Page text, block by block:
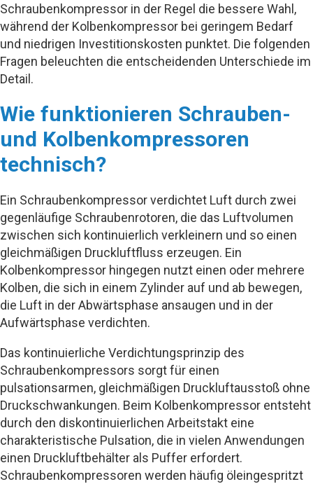
Schraubenkompressor in der Regel die bessere Wahl,
während der Kolbenkompressor bei geringem Bedarf
und niedrigen Investitionskosten punktet. Die folgenden
Fragen beleuchten die entscheidenden Unterschiede im
Detail.
Wie funktionieren Schrauben-
und Kolbenkompressoren
technisch?
Ein Schraubenkompressor verdichtet Luft durch zwei
gegenläufige Schraubenrotoren, die das Luftvolumen
zwischen sich kontinuierlich verkleinern und so einen
gleichmäßigen Druckluftfluss erzeugen. Ein
Kolbenkompressor hingegen nutzt einen oder mehrere
Kolben, die sich in einem Zylinder auf und ab bewegen,
die Luft in der Abwärtsphase ansaugen und in der
Aufwärtsphase verdichten.
Das kontinuierliche Verdichtungsprinzip des
Schraubenkompressors sorgt für einen
pulsationsarmen, gleichmäßigen Druckluftausstoß ohne
Druckschwankungen. Beim Kolbenkompressor entsteht
durch den diskontinuierlichen Arbeitstakt eine
charakteristische Pulsation, die in vielen Anwendungen
einen Druckluftbehälter als Puffer erfordert.
Schraubenkompressoren werden häufig öleingespritzt